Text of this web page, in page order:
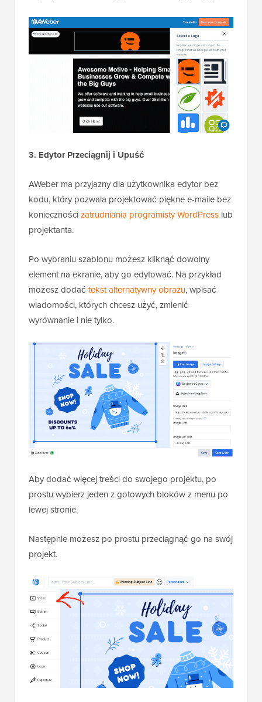
3. Edytor Przeciągnij i Upuść
AWeber ma przyjazny dla użytkownika edytor bez
kodu, który pozwala projektować piękne e-maile bez
koniecznościzatrudniania programisty WordPress lub
projektanta.
Po wybraniu szablonu możesz kliknąć dowolny
element na ekranie, aby go edytować. Na przykład
możesz dodać tekst alternatywny obrazu, wpisać
wiadomości, których chcesz użyć, zmienić
wyrównanie i nie tylko.
Aby dodać więcej treści do swojego projektu, po
prostu wybierz jeden z gotowych bloków z menu po
lewej stronie.
Następnie możesz po prostu przeciągnąć go na swój
projekt.